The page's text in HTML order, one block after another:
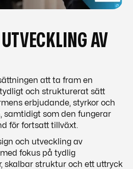
AV
att ta fram en
och strukturerat sätt
erbjudande, styrkor och
samtidigt som den fungerar
för fortsatt tillväxt.
och utveckling av
fokus på tydlig
skalbar struktur och ett uttryck